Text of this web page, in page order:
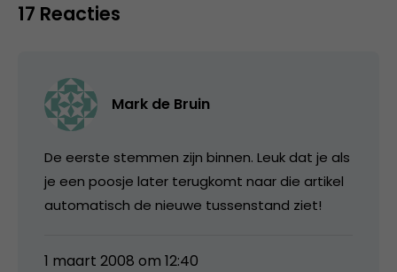
17 Reacties
Mark de Bruin
De eerste stemmen zijn binnen. Leuk dat je als
je een poosje later terugkomt naar die artikel
automatisch de nieuwe tussenstand ziet!
1 maart 2008 om 12:40